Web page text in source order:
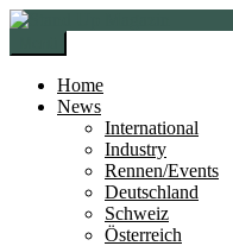
Zur
Navigation
springen
Zum
springen
Home
News
International
Industry
Rennen/Events
Deutschland
Schweiz
Österreich